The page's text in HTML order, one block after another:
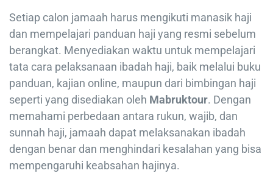
Setiap calon jamaah harus mengikuti manasik haji
dan mempelajari panduan haji yang resmi sebelum
berangkat. Menyediakan waktu untuk mempelajari
tata cara pelaksanaan ibadah haji, baik melalui buku
panduan, kajian online, maupun dari bimbingan haji
seperti yang disediakan oleh Mabruktour. Dengan
memahami perbedaan antara rukun, wajib, dan
sunnah haji, jamaah dapat melaksanakan ibadah
dengan benar dan menghindari kesalahan yang bisa
mempengaruhi keabsahan hajinya.